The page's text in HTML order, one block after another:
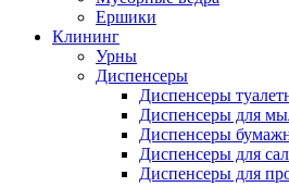
Ершики
Клининг
Урны
Диспенсеры
Диспенсеры
Диспенсеры для
Диспенсеры
Диспенсеры для
Диспенсеры для